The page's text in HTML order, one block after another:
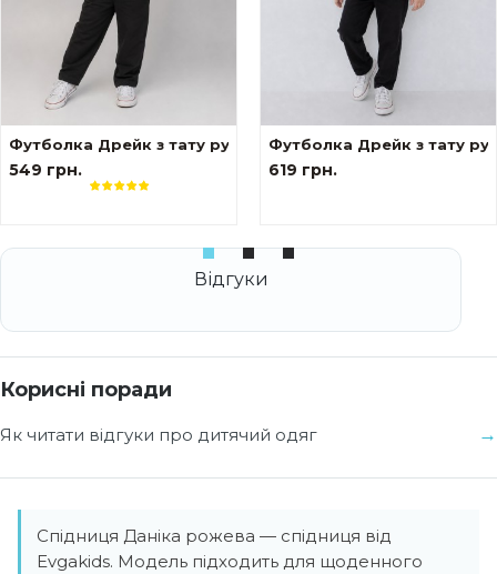
tattoo style Формула
Футболка Дрейк з тату рукавами tattoo style Тризуб
549 грн.
Футболка Дрейк з тату
619 грн.
Корисні поради
Як читати відгуки про дитячий одяг
Спідниця Даніка рожева — спідниця від
Evgakids. Модель підходить для щоденного